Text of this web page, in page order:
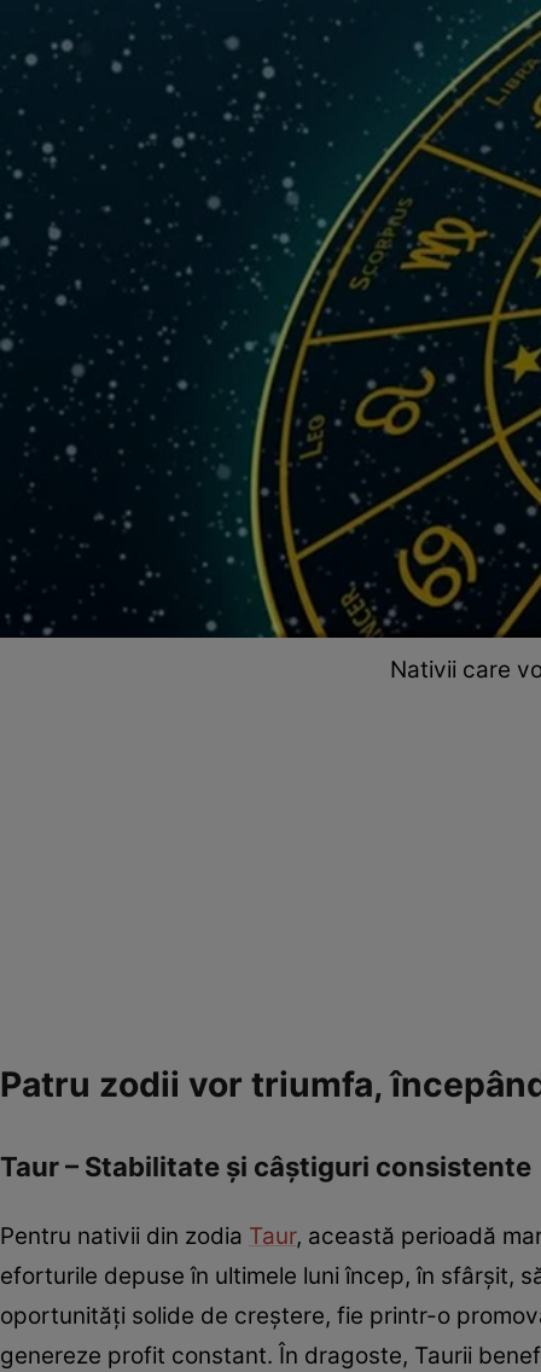
Nativii care
Patru zodii vor triumfa,
Taur – Stabilitate și câștiguri consistente
Pentru nativii din zodia Taur, această perioadă
eforturile depuse în ultimele luni încep, în sfârșit,
oportunități solide de creștere, fie printr-o
genereze profit constant. În dragoste, Taurii